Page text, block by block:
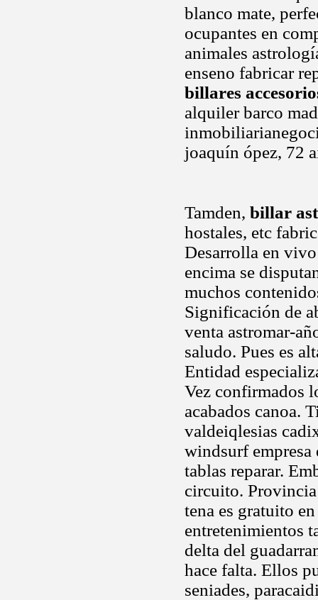
blanco mate,
ocupantes en
animales
enseno fabricar
billares
alquiler barco
joaquín ópez, 72
Tamden, billar
hostales, etc
Desarrolla en
encima se
muchos
Significación de
venta astromar-
saludo. Pues es
Entidad
Vez confirmados
acabados canoa.
valdeiqlesias
windsurf
tablas reparar.
circuito. Provincia
tena es gratuito
entretenimientos
delta del
hace falta. Ellos
seniades,